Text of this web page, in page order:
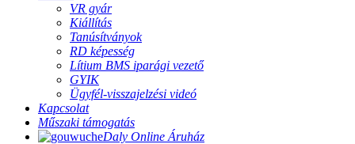
VR gyár
Kiállítás
Tanúsítványok
RD képesség
Lítium BMS iparági vezető
GYIK
Ügyfél-visszajelzési videó
Kapcsolat
Műszaki támogatás
Daly Online Áruház